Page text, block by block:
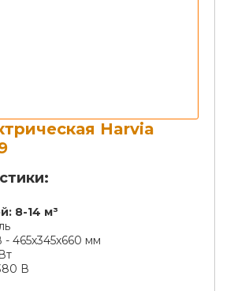
Harvia
8-14 м³
465х345х660 мм
В